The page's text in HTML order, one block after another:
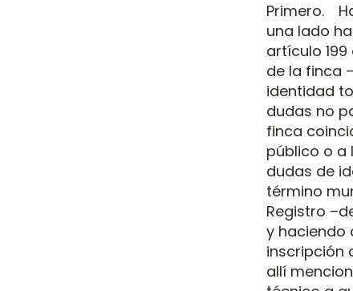
Primero.
una lado
artículo
de la finca
identidad
dudas no
finca
público o a
dudas de
término
Registro
y haciendo
inscripción
allí